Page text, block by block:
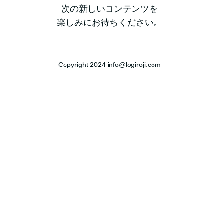
次の新しいコンテンツを
楽しみにお待ちください。
Copyright 2024 info@logiroji.com